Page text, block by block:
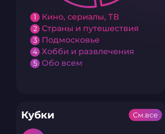
1 Кино, сериалы, ТВ
2 Страны и путешествия
3 Подмосковье
4 Хобби и развлечения
5 Обо всем
Кубки См.все